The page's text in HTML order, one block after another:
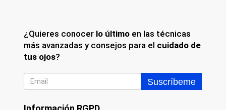
¿Quieres conocer lo último en las técnicas
más avanzadas y consejos para el cuidado de
tus ojos?